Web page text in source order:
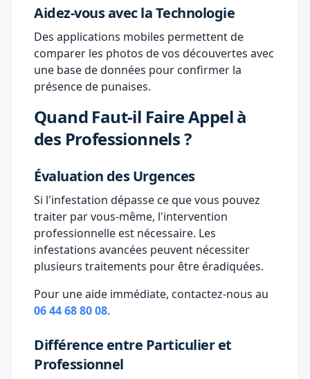
Aidez-vous avec la Technologie
Des applications mobiles permettent de
comparer les photos de vos découvertes avec
une base de données pour confirmer la
présence de punaises.
Quand Faut-il Faire Appel à
des Professionnels ?
Évaluation des Urgences
Si l'infestation dépasse ce que vous pouvez
traiter par vous-même, l'intervention
professionnelle est nécessaire. Les
infestations avancées peuvent nécessiter
plusieurs traitements pour être éradiquées.
Pour une aide immédiate, contactez-nous au
06 44 68 80 08.
Différence entre Particulier et
Professionnel